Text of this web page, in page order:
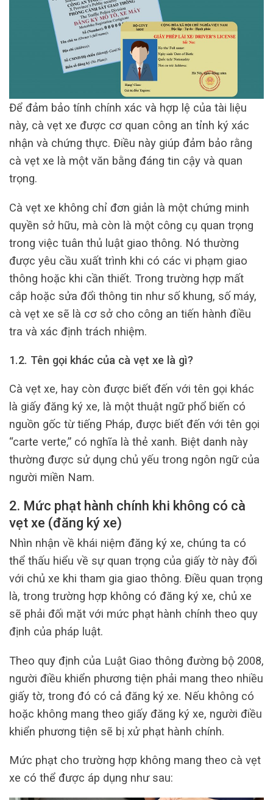
Để đảm bảo tính chính xác và hợp lệ của tài liệu
này, cà vẹt xe được cơ quan công an tỉnh ký xác
nhận và chứng thực. Điều này giúp đảm bảo rằng
cà vẹt xe là một văn bằng đáng tin cậy và quan
trọng.
Cà vẹt xe không chỉ đơn giản là một chứng minh
quyền sở hữu, mà còn là một công cụ quan trọng
trong việc tuân thủ luật giao thông. Nó thường
được yêu cầu xuất trình khi có các vi phạm giao
thông hoặc khi cần thiết. Trong trường hợp mất
cắp hoặc sửa đổi thông tin như số khung, số máy,
cà vẹt xe sẽ là cơ sở cho công an tiến hành điều
tra và xác định trách nhiệm.
1.2. Tên gọi khác của cà vẹt xe là gì?
Cà vẹt xe, hay còn được biết đến với tên gọi khác
là giấy đăng ký xe, là một thuật ngữ phổ biến có
nguồn gốc từ tiếng Pháp, được biết đến với tên gọi
“carte verte,” có nghĩa là thẻ xanh. Biệt danh này
thường được sử dụng chủ yếu trong ngôn ngữ của
người miền Nam.
2. Mức phạt hành chính khi không có cà
vẹt xe (đăng ký xe)
Nhìn nhận về khái niệm đăng ký xe, chúng ta có
thể thấu hiểu về sự quan trọng của giấy tờ này đối
với chủ xe khi tham gia giao thông. Điều quan trọng
là, trong trường hợp không có đăng ký xe, chủ xe
sẽ phải đối mặt với mức phạt hành chính theo quy
định của pháp luật.
Theo quy định của Luật Giao thông đường bộ 2008,
người điều khiển phương tiện phải mang theo nhiều
giấy tờ, trong đó có cả đăng ký xe. Nếu không có
hoặc không mang theo giấy đăng ký xe, người điều
khiển phương tiện sẽ bị xử phạt hành chính.
Mức phạt cho trường hợp không mang theo cà vẹt
xe có thể được áp dụng như sau: